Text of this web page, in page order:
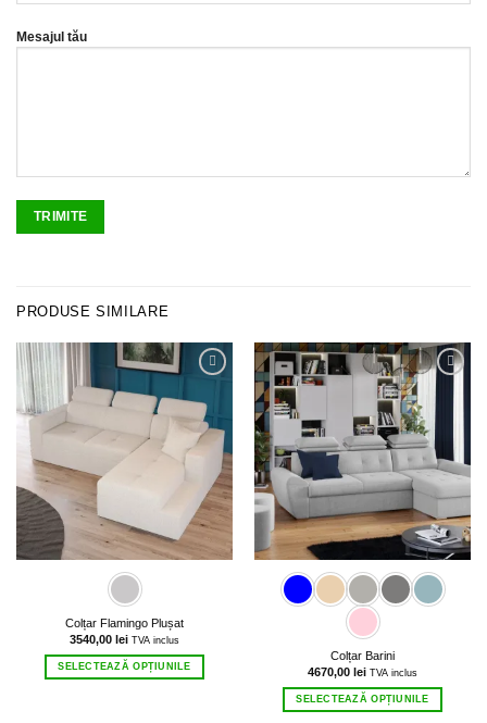
Mesajul tău
PRODUSE SIMILARE
Colțar Flamingo Plușat
3540,00 lei TVA inclus
SELECTEAZĂ OPȚIUNILE
Colțar Barini
4670,00 lei TVA inclus
SELECTEAZĂ OPȚIUNILE